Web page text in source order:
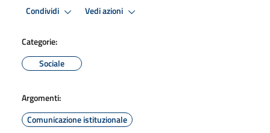
Condividi Vedi azioni
Categorie:
Sociale
Argomenti:
Comunicazione istituzionale